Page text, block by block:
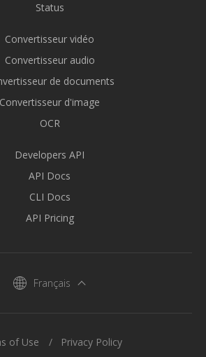
Status
Convertisseur vidéo
Convertisseur audio
de documents
Convertisseur d'image
OCR
Developers API
API Docs
CLI Docs
API Pricing
Français
of Use Privacy Policy